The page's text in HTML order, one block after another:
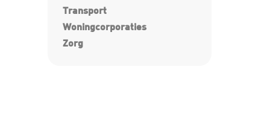
Transport
Woningcorporaties
Zorg